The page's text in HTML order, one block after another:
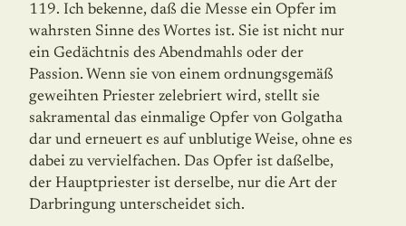
119. Ich bekenne, daß die Messe ein Opfer im
wahrsten Sinne des Wortes ist. Sie ist nicht nur
ein Gedächtnis des Abendmahls oder der
Passion. Wenn sie von einem ord­nungsgemäß
geweihten Priester zelebriert wird, stellt sie
sakramental das einmalige Opfer von Golgatha
dar und erneuert es auf unblutige Weise, ohne es
dabei zu ver­viel­fachen. Das Opfer ist daßelbe,
der Hauptpriester ist derselbe, nur die Art der
Darbrin­gung unterscheidet sich.